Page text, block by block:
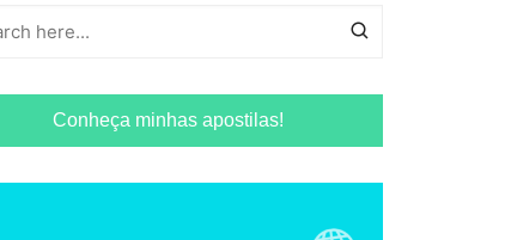
Conheça minhas apostilas!